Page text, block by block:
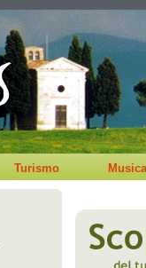
Turismo Musica